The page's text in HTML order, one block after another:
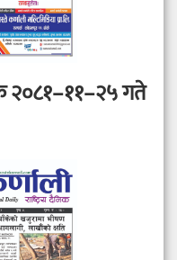
२०८१–११–२५ गते